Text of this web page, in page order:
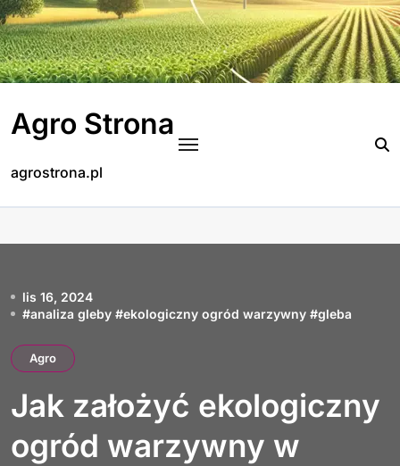
Skip
to
content
Agro Strona
agrostrona.pl
lis 16, 2024
#analiza gleby #ekologiczny ogród warzywny #gleba
Agro
Jak założyć ekologiczny
ogród warzywny w